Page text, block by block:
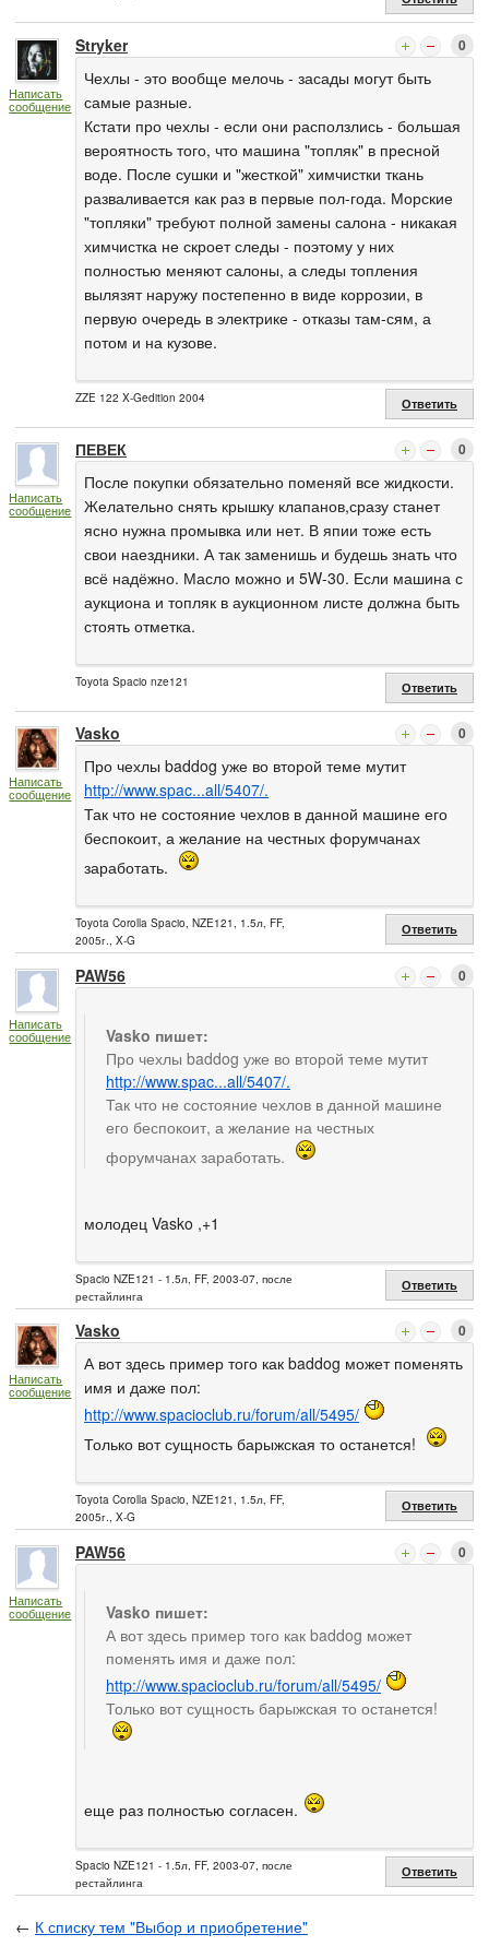
Написать
сообщение
Stryker 0
Чехлы - это вообще мелочь - засады могут быть
самые разные.
Кстати про чехлы - если они расползлись - большая
вероятность того, что машина "топляк" в пресной
воде. После сушки и "жесткой" химчистки ткань
разваливается как раз в первые пол-года. Морские
"топляки" требуют полной замены салона - никакая
химчистка не скроет следы - поэтому у них
полностью меняют салоны, а следы топления
вылязят наружу постепенно в виде коррозии, в
первую очередь в электрике - отказы там-сям, а
потом и на кузове.
ZZE 122 X-Gedition 2004 Ответить
Написать
сообщение
ПЕВЕК 0
После покупки обязательно поменяй все жидкости.
Желательно снять крышку клапанов,сразу станет
ясно нужна промывка или нет. В япии тоже есть
свои наездники. А так заменишь и будешь знать что
всё надёжно. Масло можно и 5W-30. Если машина с
аукциона и топляк в аукционном листе должна быть
стоять отметка.
Toyota Spacio nze121 Ответить
Написать
сообщение
Vasko 0
Про чехлы baddog уже во второй теме мутит
http://www.spac...all/5407/.
Так что не состояние чехлов в данной машине его
беспокоит, а желание на честных форумчанах
заработать.
Toyota Corolla Spacio, NZE121, 1.5л, FF,
2005г., X-G
Ответить
Написать
сообщение
PAW56 0
Vasko пишет:
Про чехлы baddog уже во второй теме мутит
http://www.spac...all/5407/.
Так что не состояние чехлов в данной машине
его беспокоит, а желание на честных
форумчанах заработать.
молодец Vasko ,+1
Spacio NZE121 - 1.5л, FF, 2003-07, после
рестайлинга
Ответить
Написать
сообщение
Vasko 0
А вот здесь пример того как baddog может поменять
имя и даже пол:
http://www.spacioclub.ru/forum/all/5495/
Только вот сущность барыжская то останется!
Toyota Corolla Spacio, NZE121, 1.5л, FF,
2005г., X-G
Ответить
Написать
сообщение
PAW56 0
Vasko пишет:
А вот здесь пример того как baddog может
поменять имя и даже пол:
http://www.spacioclub.ru/forum/all/5495/
Только вот сущность барыжская то останется!
еще раз полностью согласен.
Spacio NZE121 - 1.5л, FF, 2003-07, после
рестайлинга
Ответить
← К списку тем "Выбор и приобретение"